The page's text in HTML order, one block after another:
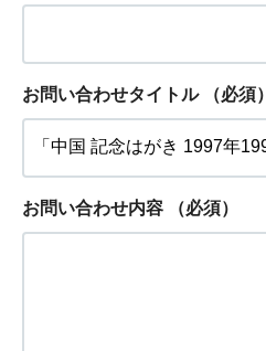
お問い合わせタイトル （必須）
お問い合わせ内容 （必須）